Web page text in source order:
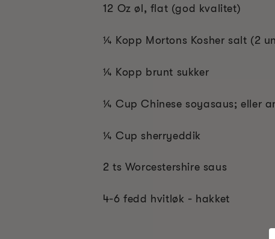
12 Oz øl, flat (god kvalitet)
¼ Kopp Mortons Kosher salt (2
¼ Kopp brunt sukker
¼ Cup Chinese soyasaus; eller
¼ Cup sherryeddik
2 ts Worcestershire saus
4-6 fedd hvitløk - hakket